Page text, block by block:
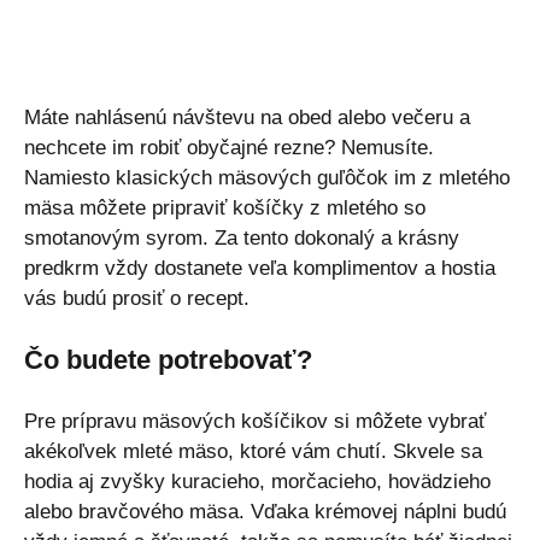
Máte nahlásenú návštevu na obed alebo večeru a
nechcete im robiť obyčajné rezne? Nemusíte.
Namiesto klasických mäsových guľôčok im z mletého
mäsa môžete pripraviť košíčky z mletého so
smotanovým syrom. Za tento dokonalý a krásny
predkrm vždy dostanete veľa komplimentov a hostia
vás budú prosiť o recept.
Čo budete potrebovať?
Pre prípravu mäsových košíčikov si môžete vybrať
akékoľvek mleté mäso, ktoré vám chutí. Skvele sa
hodia aj zvyšky kuracieho, morčacieho, hovädzieho
alebo bravčového mäsa. Vďaka krémovej náplni budú